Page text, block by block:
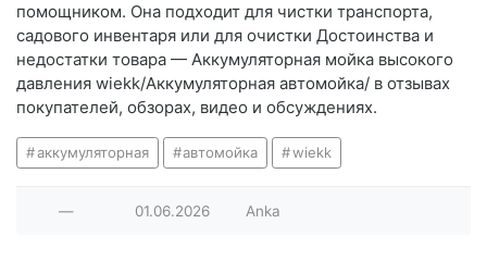
помощником. Она подходит для чистки транспорта,
садового инвентаря или для очистки Достоинства и
недостатки товара — Аккумуляторная мойка высокого
давления wiekk/Аккумуляторная автомойка/ в отзывах
покупателей, обзорах, видео и обсуждениях.
аккумуляторная автомойка wiekk
— 01.06.2026 Anka